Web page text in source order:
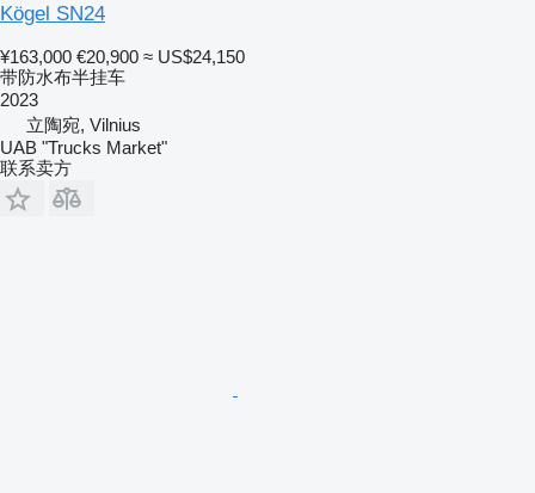
Kögel SN24
¥163,000 €20,900 ≈ US$24,150
带防水布半挂车
2023
立陶宛, Vilnius
UAB "Trucks Market"
联系卖方